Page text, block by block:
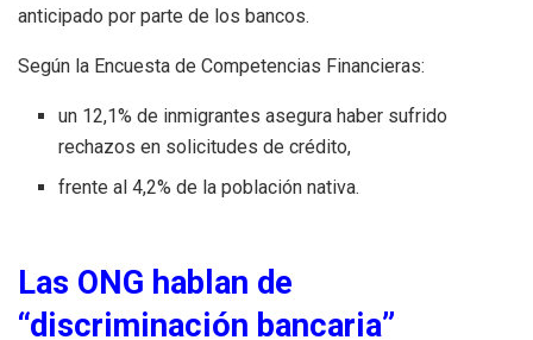
anticipado por parte de los bancos.
Según la Encuesta de Competencias Financieras:
un 12,1% de inmigrantes asegura haber sufrido
rechazos en solicitudes de crédito,
frente al 4,2% de la población nativa.
Las ONG hablan de
“discriminación bancaria”